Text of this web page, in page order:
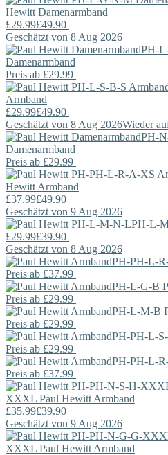
Hewitt Damenarmband
£29.99£49.90
Geschätzt von 8 Aug 2026
PH-
Damenarmband
Preis ab £29.99
Armband
£29.99£49.90
Geschätzt von 8 Aug 2026Wieder
PH-
Damenarmband
Preis ab £29.99
Hewitt Armband
£37.99£49.90
Geschätzt von 9 Aug 2026
PH-L-
£29.99£39.90
Geschätzt von 8 Aug 2026
PH-PH-L-
Preis ab £37.99
PH-L-G-B
Preis ab £29.99
PH-L-M-B
Preis ab £29.99
PH-PH-L-
Preis ab £29.99
PH-PH-L-
Preis ab £37.99
XXXL Paul Hewitt Armband
£35.99£39.90
Geschätzt von 9 Aug 2026
XXXL Paul Hewitt Armband